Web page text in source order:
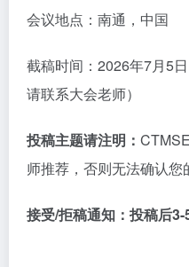
会议地点：南通，中国
截稿时间： 2026年7月5
请联系大会老师）
投稿主题请注明：
师推荐，否则无法确认您
接受/拒稿通知： 投稿后3-